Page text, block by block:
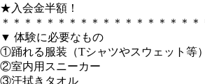
★入会金半額！
＊＊＊＊＊＊＊＊＊＊＊＊＊＊＊＊＊＊
▼ 体験に必要なもの
①踊れる服装（Tシャツやスウェット等）
②室内用スニーカー
③汗拭きタオル